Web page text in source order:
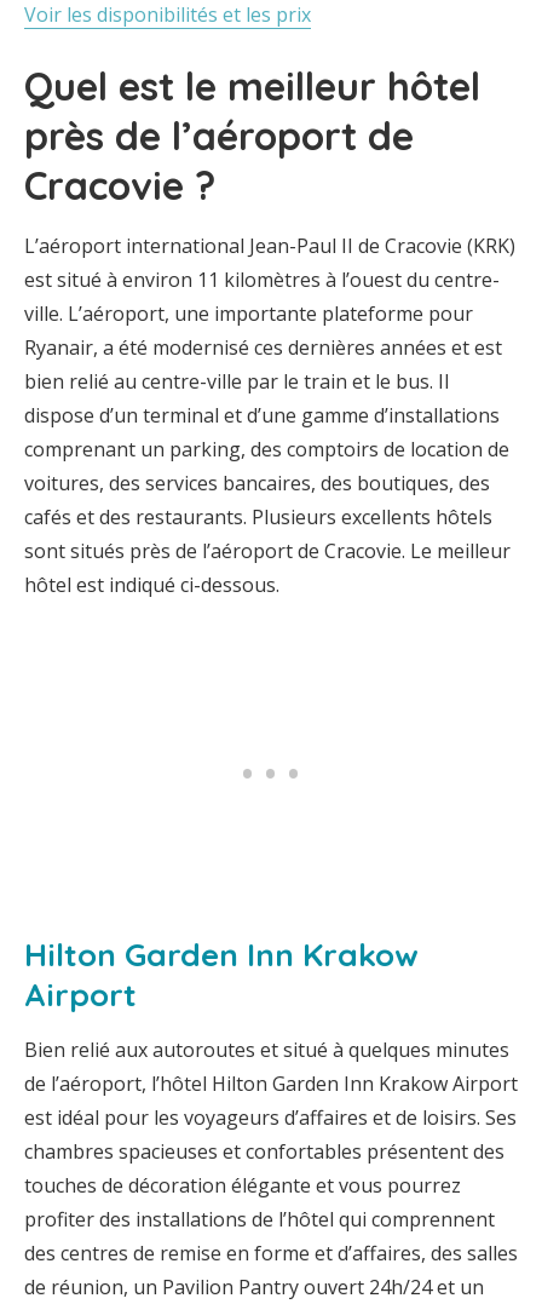
Voir les disponibilités et les prix
Quel est le meilleur hôtel
près de l’aéroport de
Cracovie ?
L’aéroport international Jean-Paul II de Cracovie (KRK)
est situé à environ 11 kilomètres à l’ouest du centre-
ville. L’aéroport, une importante plateforme pour
Ryanair, a été modernisé ces dernières années et est
bien relié au centre-ville par le train et le bus. Il
dispose d’un terminal et d’une gamme d’installations
comprenant un parking, des comptoirs de location de
voitures, des services bancaires, des boutiques, des
cafés et des restaurants. Plusieurs excellents hôtels
sont situés près de l’aéroport de Cracovie. Le meilleur
hôtel est indiqué ci-dessous.
Hilton Garden Inn Krakow
Airport
Bien relié aux autoroutes et situé à quelques minutes
de l’aéroport, l’hôtel Hilton Garden Inn Krakow Airport
est idéal pour les voyageurs d’affaires et de loisirs. Ses
chambres spacieuses et confortables présentent des
touches de décoration élégante et vous pourrez
profiter des installations de l’hôtel qui comprennent
des centres de remise en forme et d’affaires, des salles
de réunion, un Pavilion Pantry ouvert 24h/24 et un